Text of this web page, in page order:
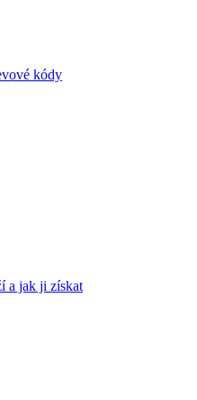
kódy
a jak ji získat